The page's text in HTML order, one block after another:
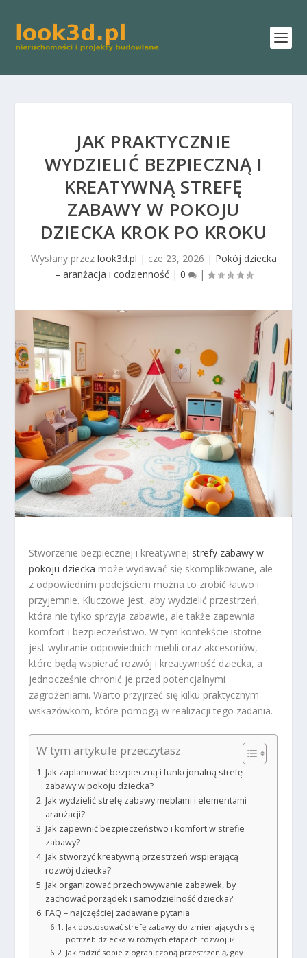
JAK PRAKTYCZNIE
WYDZIELIĆ BEZPIECZNĄ I
KREATYWNĄ STREFĘ
ZABAWY W POKOJU
DZIECKA KROK PO KROKU
Wysłany przez look3d.pl | cze 23, 2026 | Pokój dziecka
– aranżacja i codzienność | 0 |
Stworzenie bezpiecznej i kreatywnej strefy zabawy w
pokoju dziecka może wydawać się skomplikowane, ale
z odpowiednim podejściem można to zrobić łatwo i
przyjemnie. Kluczowe jest, aby wydzielić przestrzeń,
która nie tylko sprzyja zabawie, ale także zapewnia
komfort i bezpieczeństwo. W tym kontekście istotne
jest wybranie odpowiednich mebli oraz akcesoriów,
które będą wspierać rozwój i kreatywność dziecka, a
jednocześnie chronić je przed potencjalnymi
zagrożeniami. Warto przyjrzeć się kilku praktycznym
wskazówkom, które pomogą w realizacji tego zadania.
W tym artykule przeczytasz
Jak zaplanować bezpieczną i funkcjonalną strefę
zabawy w pokoju dziecka?
Jak wydzielić strefę zabawy meblami i elementami
aranżacji?
Jak zapewnić bezpieczeństwo i komfort w strefie
zabawy?
Jak stworzyć kreatywną przestrzeń wspierającą
rozwój dziecka?
Jak organizować przechowywanie zabawek, by
zachować porządek i samodzielność dziecka?
FAQ – najczęściej zadawane pytania
Jak dostosować strefę zabawy do zmieniających się
potrzeb dziecka w różnych etapach rozwoju?
Jak radzić sobie z ograniczoną przestrzenią, gdy